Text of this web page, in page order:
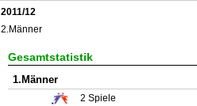
2011/12
2.Männer
Gesamtstatistik
1.Männer
2 Spiele